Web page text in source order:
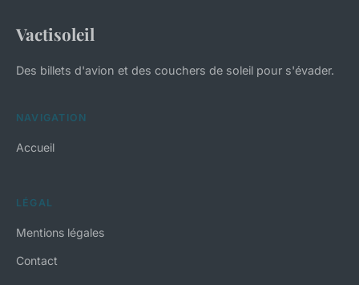
Vactisoleil
Des billets d'avion et des couchers de soleil pour s'évader.
NAVIGATION
Accueil
LÉGAL
Mentions légales
Contact